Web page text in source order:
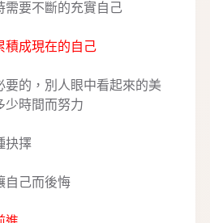
需要不斷的充實自己
積成現在的自己
要的，別人眼中看起來的美
少時間而努力
抉擇
自己而後悔